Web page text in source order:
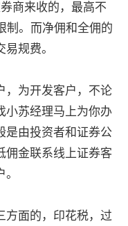
商来收的，最高不
制。而净佣和全佣的
规费。
，为开发客户，不论
小苏经理马上为你办
是由投资者和证券公
佣金联系线上证券客
方面的，印花税，过